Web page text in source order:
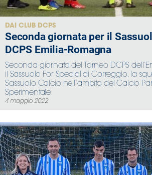
DAI CLUB DCPS
Seconda giornata per il
DCPS Emilia-Romagna
Seconda giornata del Torneo DCPS
il Sassuolo For Special di Correggio, la
Sassuolo Calcio nell’ambito del Calcio
Sperimentale
4 maggio 2022